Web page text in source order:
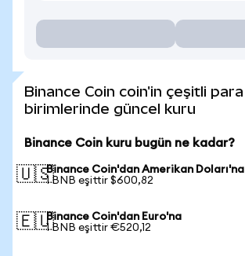
Binance Coin coin'in çeşitli para
birimlerinde güncel kuru
Binance Coin kuru bugün ne kadar?
🇺🇸Binance Coin'dan Amerikan Doları'na
1 BNB eşittir $600,82
🇪🇺Binance Coin'dan Euro'na
1 BNB eşittir €520,12